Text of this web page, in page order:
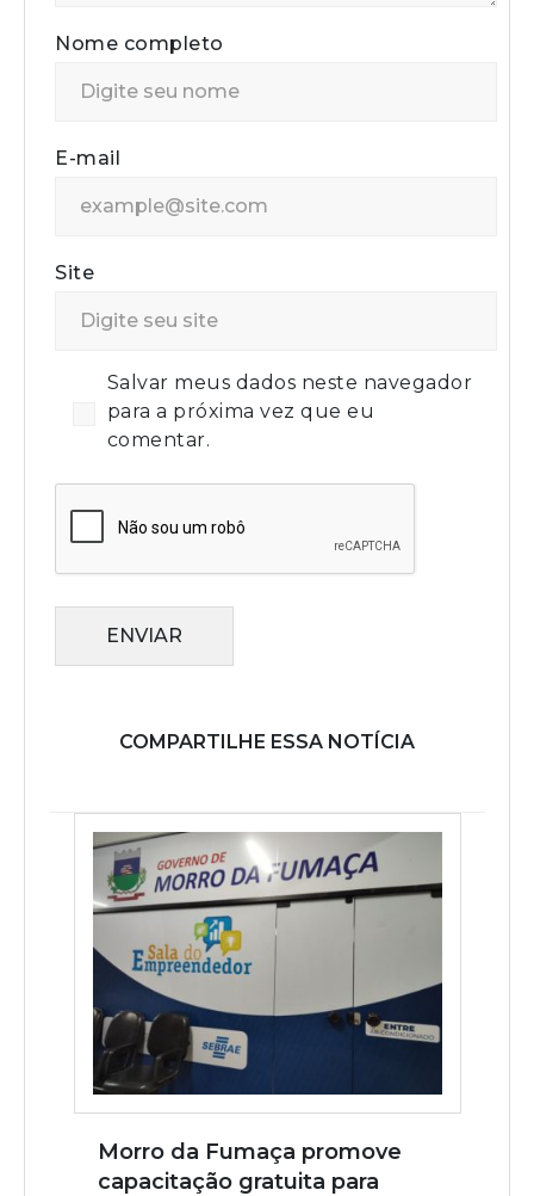
Nome completo
E-mail
Site
Salvar meus dados neste navegador
para a próxima vez que eu
comentar.
ENVIAR
COMPARTILHE ESSA NOTÍCIA
Morro da Fumaça promove
capacitação gratuita para